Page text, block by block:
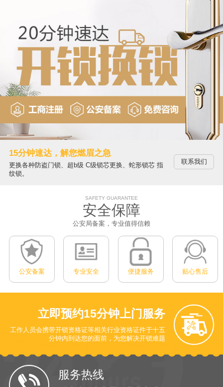
15分钟速达，解您燃眉之急
更换各种防盗门锁、超b级 C级锁芯更换、蛇形锁芯 指
纹锁。
联系我们
SAFETY GUARANTEE
安全保障
公安局备案，专业值得信赖
公安备案 专业安全 便捷服务 贴心售后
立即预约15分钟上门服务
工作人员会携带开锁资格证等相关行业资格证件于十五
分钟内到达您的面前，为您解决开锁难题
服务热线